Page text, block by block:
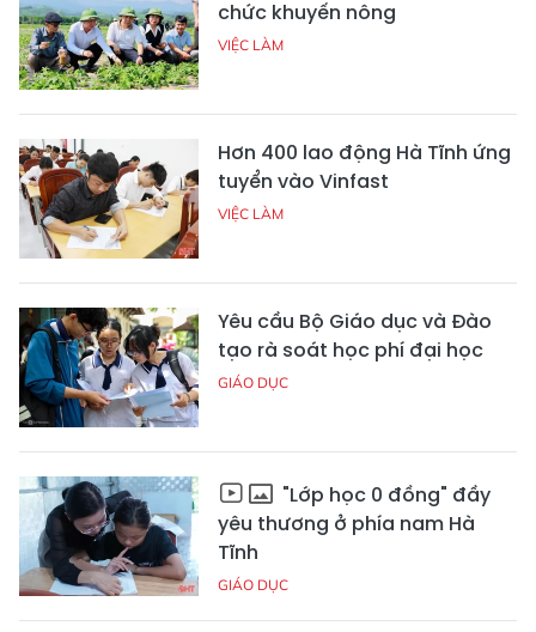
chức khuyến nông
VIỆC LÀM
Hơn 400 lao động Hà Tĩnh ứng
tuyển vào Vinfast
VIỆC LÀM
Yêu cầu Bộ Giáo dục và Đào
tạo rà soát học phí đại học
GIÁO DỤC
"Lớp học 0 đồng" đầy
yêu thương ở phía nam Hà
Tĩnh
GIÁO DỤC